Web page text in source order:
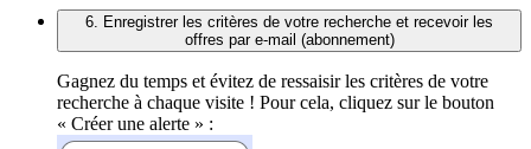
6. Enregistrer les critères de votre recherche et recevoir les
offres par e-mail (abonnement)
Gagnez du temps et évitez de ressaisir les critères de votre
recherche à chaque visite ! Pour cela, cliquez sur le bouton
« Créer une alerte » :